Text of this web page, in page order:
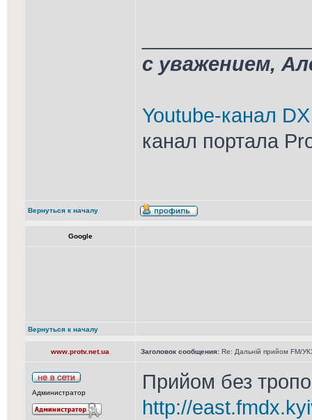
с уважением,
Youtube-канал
канал портала
Вернуться к началу
Google
Вернуться к началу
www.protv.net.ua Заголовок сообщения: Re: Дальній прийом FM/
Администратор
Прийом без
http://